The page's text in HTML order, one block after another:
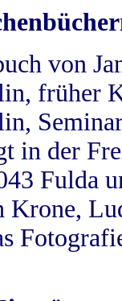
von
früher
in der
Fulda
Krone,